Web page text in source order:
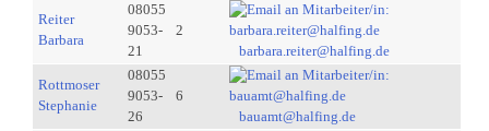
Reiter
Barbara
08055
9053-
21
2
barbara.reiter@halfing.de
Rottmoser
Stephanie
08055
9053-
26
6
bauamt@halfing.de